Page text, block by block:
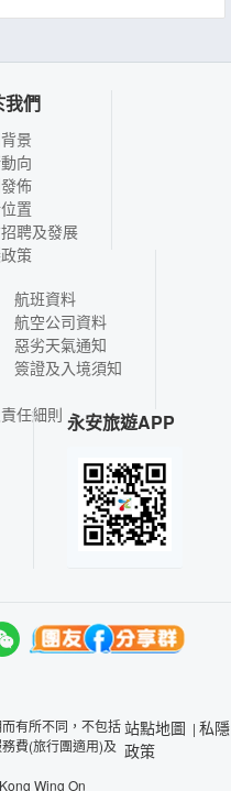
我們
景
向
佈
置
聘及發展
策
航班資料
航空公司資料
惡劣天氣通知
簽證及入境須知
任細則 永安旅遊APP
有所不同，不包括
費(旅行團適用)及
Wing On
站點地圖 | 私隱
政策